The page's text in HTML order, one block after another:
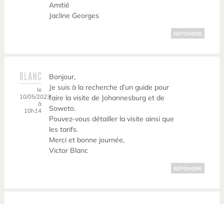
Amitié
Jacline Georges
RÉPONDRE
BLANC
le
10/05/2023
à
10h14
Bonjour,
Je suis à la recherche d’un guide pour
faire la visite de Johannesburg et de
Soweto.
Pouvez-vous détailler la visite ainsi que
les tarifs.
Merci et bonne journée,
Victor Blanc
RÉPONDRE